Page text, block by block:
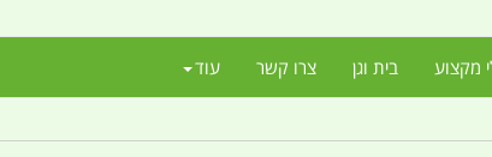
מקצוע בית וגן צרו קשר עוד